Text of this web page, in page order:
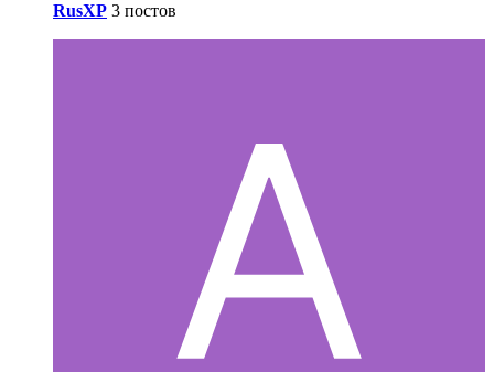
RusXP 3 постов